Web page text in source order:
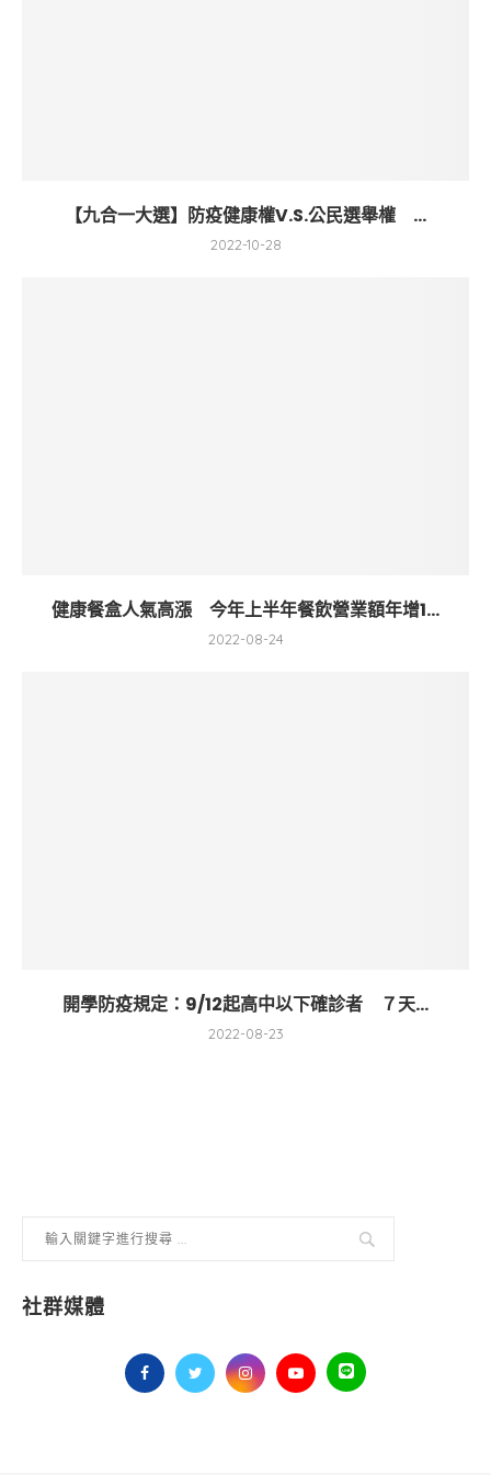
【九合一大選】防疫健康權V.S.公民選舉權 ...
2022-10-28
健康餐盒人氣高漲 今年上半年餐飲營業額年增1...
2022-08-24
開學防疫規定：9/12起高中以下確診者 ７天...
2022-08-23
社群媒體